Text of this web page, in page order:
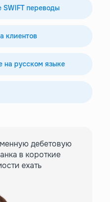
переводы
клиентов
на русском языке
дебетовую
в короткие
ехать